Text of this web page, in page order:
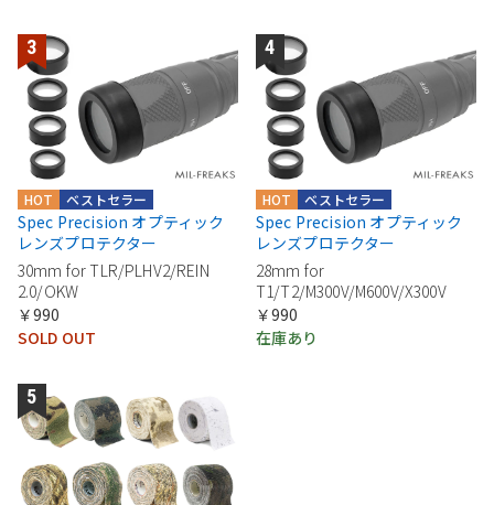
ベストセラー
HOT
Spec Precision オプティック
レンズプロテクター
30mm for TLR/PLHV2/REIN
2.0/OKW
￥990
SOLD OUT
ベストセラー
HOT
Spec Precision オプティック
レンズプロテクター
28mm for
T1/T2/M300V/M600V/X300V
￥990
在庫あり